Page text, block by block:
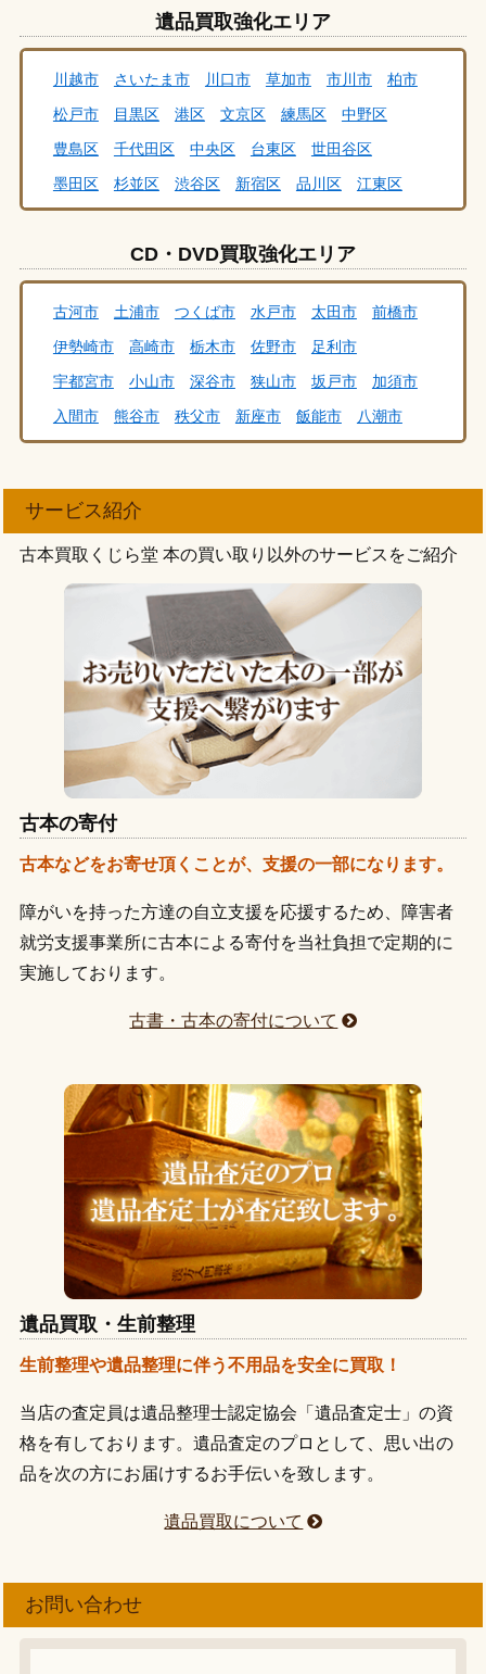
さいたま市桜区
さいたま市南区
さいたま市浦和区
さいたま市岩槻区
さいたま市見沼区
秩父市
本庄市
飯能市 杉戸町 行田市 伊奈町
吉川市
幸手市
白岡市 三郷市 八潮市 和光市
蕨市
所沢市
戸田市 新座市 蓮田市
富士見市
ふじみ野市
越谷市 さいたま市 坂戸市
志木市
春日部市 朝霞市 上尾市
我孫子市
武蔵野市武蔵境
武蔵野市吉祥寺
港区六本木
港区白金台
豊島区池袋
世田谷区三軒茶屋
墨田区両国
墨田区錦糸町
杉並区浜田山
杉並区高井戸
杉並区高円寺
杉並区荻窪
渋谷区代々木
渋谷区代官山
渋谷区千駄ヶ谷
渋谷区松濤
渋谷区恵比寿
品川区五反田
品川区大崎
品川区大井町
大田区田園調布
大田区大森
足立区北千住
多摩市
八王子市 国分寺市 小金井市
府中市
文京区
東久留米市 練馬区 中野区
豊島区
葛飾区 足立区 荒川区 板橋区 江戸川区
遺品買取強化エリア
川越市 さいたま市 川口市 草加市 市川市
柏市
松戸市
目黒区 港区 文京区 練馬区
中野区
豊島区
千代田区 中央区 台東区
世田谷区
墨田区
杉並区 渋谷区 新宿区 品川区
江東区
CD・DVD買取強化エリア
古河市 土浦市 つくば市 水戸市 太田市
前橋市
伊勢崎市
高崎市 栃木市 佐野市
足利市
宇都宮市
小山市 深谷市 狭山市 坂戸市
加須市
入間市
熊谷市 秩父市 新座市 飯能市
八潮市
草加市
戸田市 さいたま市 川口市
八千代市
野田市
佐倉市
市原市
我孫子市 船橋市 流山市 松戸市
千葉市
柏市
市川市 稲城市 多摩市
国立市
国分寺市 立川市
日野市
武蔵野市 三鷹市 西東京市
調布市
目黒区
港区 文京区 府中市 八王子市
練馬区
中野区 千代田区 中央区 台東区
杉並区
新宿区 渋谷区 品川区 江東区
足立区
荒川区 板橋区 大田区 葛飾区
サービス紹介
古本買取くじら堂 本の買い取り以外のサービスをご紹介
古本の寄付
古本などをお寄せ頂くことが、支援の一部になります。
障がいを持った方達の自立支援を応援するため、障害者
就労支援事業所に古本による寄付を当社負担で定期的に
実施しております。
古書・古本の寄付について
遺品買取・生前整理
生前整理や遺品整理に伴う不用品を安全に買取！
当店の査定員は遺品整理士認定協会「遺品査定士」の資
格を有しております。遺品査定のプロとして、思い出の
品を次の方にお届けするお手伝いを致します。
遺品買取について
お問い合わせ